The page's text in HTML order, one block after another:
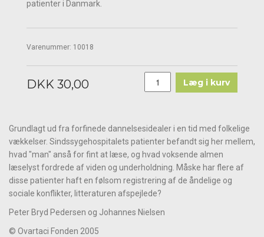
patienter i Danmark.
Varenummer: 10018
DKK 30,00 Læg i kurv
Grundlagt ud fra forfinede dannelsesidealer i en tid med folkelige
vækkelser. Sindssygehospitalets patienter befandt sig her mellem,
hvad "man" anså for fint at læse, og hvad voksende almen
læselyst fordrede af viden og underholdning. Måske har flere af
disse patienter haft en følsom registrering af de åndelige og
sociale konflikter, litteraturen afspejlede?
Peter Bryd Pedersen og Johannes Nielsen
© Ovartaci Fonden 2005